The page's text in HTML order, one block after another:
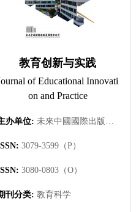
教育创新与实践
of Educational Innovati
on and Practice
办单位: 未來中國國際出版集團有限公司
3079-3599（P）
3080-0803（O）
刊分类: 教育科学